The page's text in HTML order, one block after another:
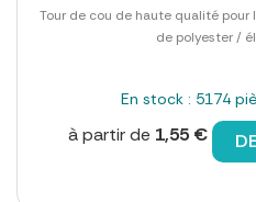
Tour de cou de haute qualité
de polyester /
En stock : 5174
à partir de 1,55 €